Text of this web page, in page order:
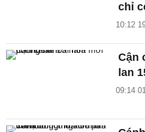
chỉ
10:12
Cận
lan
09:14